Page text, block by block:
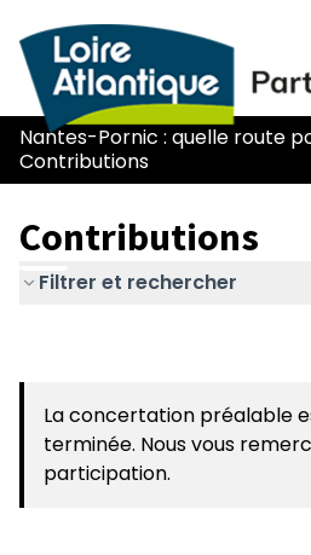
Nantes-Pornic : quelle route
Contributions
Contributions
Filtrer et rechercher
La concertation préalable
terminée. Nous vous
participation.